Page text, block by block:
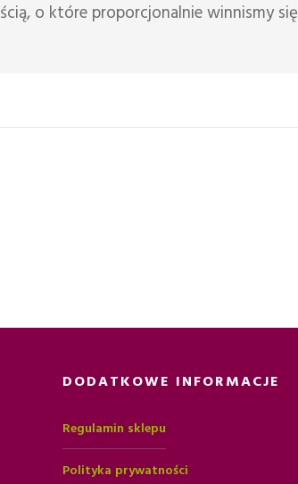
o które proporcjonalnie winnismy się
DODATKOWE INFORMACJE
Regulamin sklepu
Polityka prywatności